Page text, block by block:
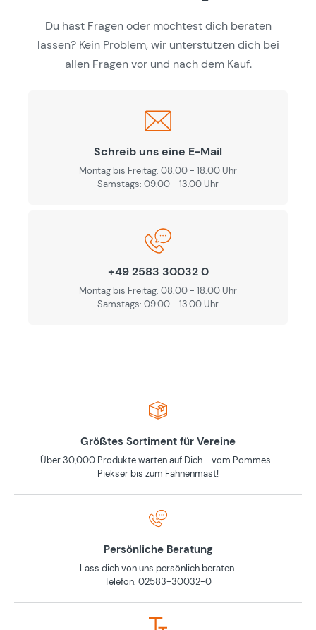
Du hast Fragen oder möchtest dich beraten
lassen? Kein Problem, wir unterstützen dich bei
allen Fragen vor und nach dem Kauf.
Schreib uns eine E-Mail
Montag bis Freitag: 08:00 - 18:00 Uhr
Samstags: 09.00 - 13.00 Uhr
+49 2583 30032 0
Montag bis Freitag: 08:00 - 18:00 Uhr
Samstags: 09.00 - 13.00 Uhr
Größtes Sortiment für Vereine
Über 30,000 Produkte warten auf Dich - vom Pommes-
Piekser bis zum Fahnenmast!
Persönliche Beratung
Lass dich von uns persönlich beraten.
Telefon: 02583-30032-0